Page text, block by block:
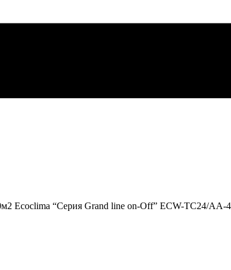
Ecoclima “Серия Grand line on-Off” ECW-TC24/AA-